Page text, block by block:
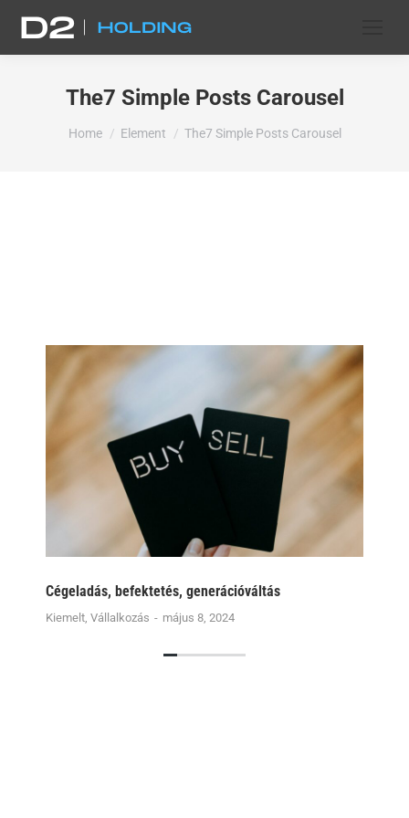
The7 Simple Posts Carousel
You are here:
Home Element The7 Simple Posts Carousel
Cégeladás, befektetés, generációváltás
Kiemelt Vállalkozás május 8, 2024